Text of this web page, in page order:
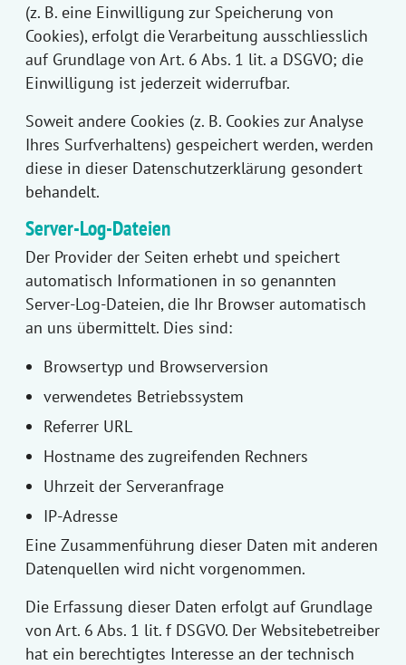
(z. B. eine Einwilligung zur Speicherung von
Cookies), erfolgt die Verarbeitung ausschliesslich
auf Grundlage von Art. 6 Abs. 1 lit. a DSGVO; die
Einwilligung ist jederzeit widerrufbar.
Soweit andere Cookies (z. B. Cookies zur Analyse
Ihres Surfverhaltens) gespeichert werden, werden
diese in dieser Datenschutzerklärung gesondert
behandelt.
Server-Log-Dateien
Der Provider der Seiten erhebt und speichert
automatisch Informationen in so genannten
Server-Log-Dateien, die Ihr Browser automatisch
an uns übermittelt. Dies sind:
Browsertyp und Browserversion
verwendetes Betriebssystem
Referrer URL
Hostname des zugreifenden Rechners
Uhrzeit der Serveranfrage
IP-Adresse
Eine Zusammenführung dieser Daten mit anderen
Datenquellen wird nicht vorgenommen.
Die Erfassung dieser Daten erfolgt auf Grundlage
von Art. 6 Abs. 1 lit. f DSGVO. Der Websitebetreiber
hat ein berechtigtes Interesse an der technisch